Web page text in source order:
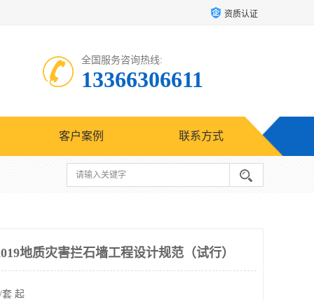
资质认证
全国服务咨询热线:
13366306611
客户案例 联系方式
地质灾害拦石墙工程设计规范（试行）
套 起